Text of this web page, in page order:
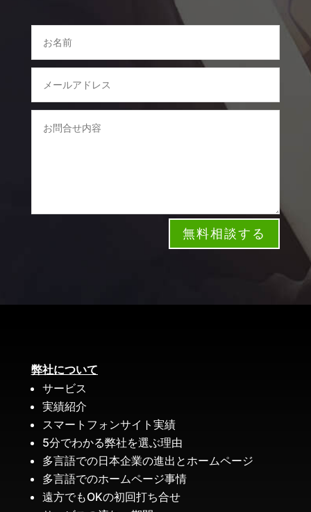
無料相談する
弊社について
サービス
実績紹介
スマートフォンサイト実績
5分でわかる弊社を選ぶ理由
多言語での日本企業の進出とホームページ
多言語でのホームページ事情
遠方でもOKの初回打ち合せ